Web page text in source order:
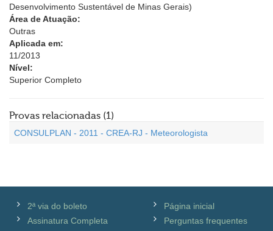
Desenvolvimento Sustentável de Minas Gerais)
Área de Atuação:
Outras
Aplicada em:
11/2013
Nível:
Superior Completo
Provas relacionadas (1)
CONSULPLAN - 2011 - CREA-RJ - Meteorologista
2ª via do boleto
Assinatura Completa
Página inicial
Perguntas frequentes